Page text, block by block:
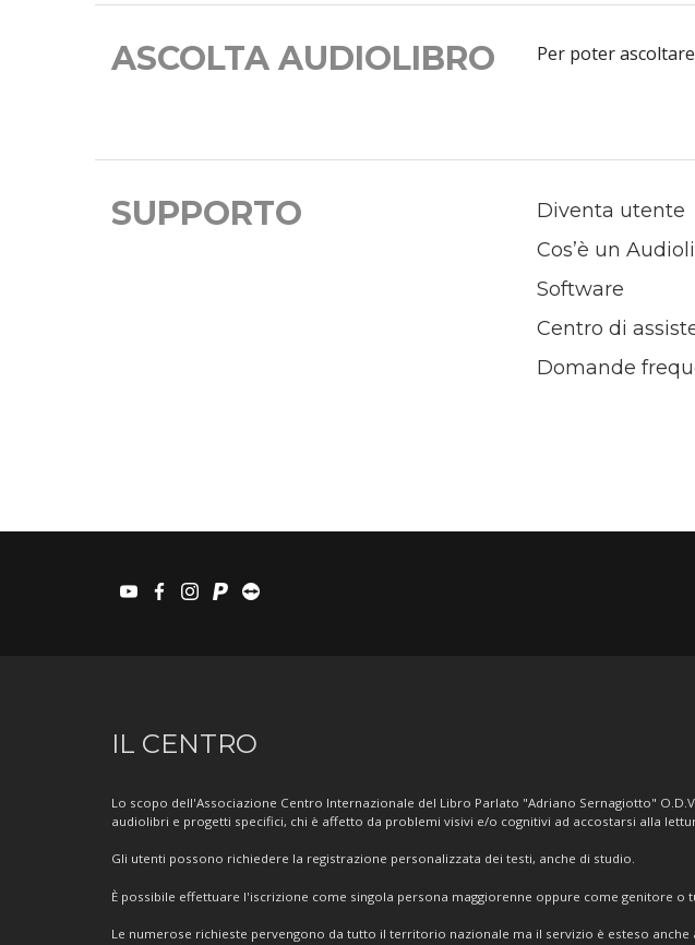
ASCOLTA AUDIOLIBRO Per poter
SUPPORTO
Diventa utente
Cos’è un
Software
Centro di
Domande
youtubefacebook
instagram
paypalteamviewer
Informazioni
IL CENTRO
Lo scopo dell'Associazione Centro Internazionale del Libro Parlato "Adriano Sernagiotto"
audiolibri e progetti specifici, chi è affetto da problemi visivi e/o cognitivi ad accostarsi alla
Gli utenti possono richiedere la registrazione personalizzata dei testi, anche di studio.
È possibile effettuare l'iscrizione come singola persona maggiorenne oppure come genitore o
Le numerose richieste pervengono da tutto il territorio nazionale ma il servizio è esteso anche